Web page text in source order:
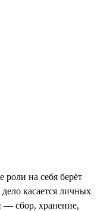
роли на себя берёт
дело касается личных
— сбор, хранение,